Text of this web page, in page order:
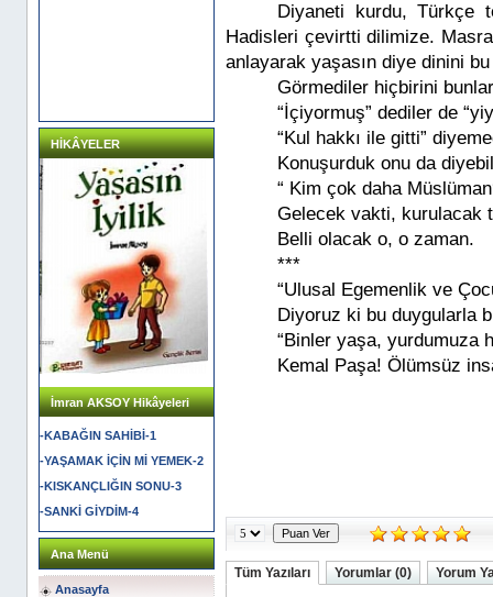
HİKÂYELER
İmran AKSOY Hikâyeleri
-KABAĞIN SAHİBİ-1
-YAŞAMAK İÇİN Mİ YEMEK-2
-KISKANÇLIĞIN SONU-3
-SANKİ GİYDİM-4
Ana Menü
Anasayfa
Diyaneti kurdu, Türkçe
Hadisleri çevirtti dilimize.
anlayarak yaşasın diye dinini
Görmediler hiçbirini
“İçiyormuş” dediler de
“Kul hakkı ile gitti”
Konuşurduk onu da
“ Kim çok daha
Gelecek vakti, kurulacak
Belli olacak o, o zaman.
***
“Ulusal Egemenlik ve
Diyoruz ki bu duygularla
“Binler yaşa, yurdumuza
Kemal Paşa! Ölümsüz
Tüm Yazıları Yorumlar (0) Yorum